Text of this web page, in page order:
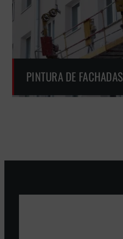
PINTURA DE FACHADAS